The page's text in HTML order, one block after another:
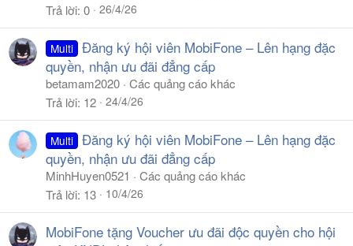
Trả lời 0 26/4/26
Multi Đăng ký hội viên MobiFone – Lên hạng đặc
quyền, nhận ưu đãi đẳng cấp
betamam2020 Các quảng cáo khác
Trả lời 12 24/4/26
Multi Đăng ký hội viên MobiFone – Lên hạng đặc
quyền, nhận ưu đãi đẳng cấp
MinhHuyen0521
Các quảng cáo khác
Trả lời 13 10/4/26
MobiFone tặng Voucher ưu đãi độc quyền cho hội